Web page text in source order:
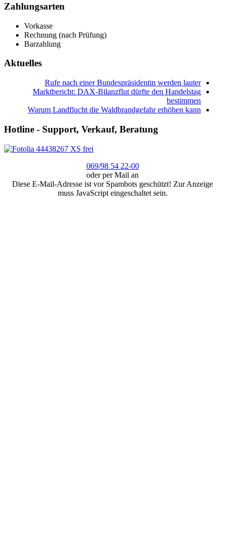
Zahlungsarten
Vorkasse
Rechnung (nach Prüfung)
Barzahlung
Aktuelles
Rufe nach einer Bundespräsidentin werden lauter
Marktbericht: DAX-Bilanzflut dürfte den Handelstag
bestimmen
Warum Landflucht die Waldbrandgefahr erhöhen kann
Hotline - Support, Verkauf, Beratung
069/98 54 22-00
oder per Mail an
Diese E-Mail-Adresse ist vor Spambots geschützt! Zur Anzeige
muss JavaScript eingeschaltet sein.